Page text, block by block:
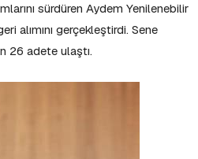
sürdüren Aydem Yenilenebilir
alımını gerçekleştirdi. Sene
26 adete ulaştı.